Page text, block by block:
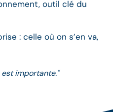
outil clé du
: celle où on s’en va,
est importante."